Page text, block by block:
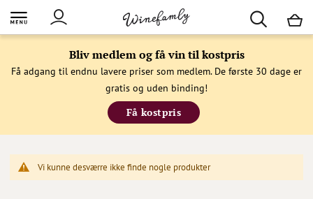
Bliv medlem og få vin til kostpris
Få adgang til endnu lavere priser som medlem. De første 30 dage er
gratis og uden binding!
Få kostpris
Vi kunne desværre ikke finde nogle produkter